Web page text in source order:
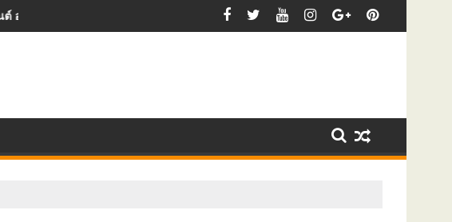
น่ารัก ๆ คนโสดต้องโพสต์ แคปชั่นหน้าหนาว ลองฟังดี ๆ แล้วจะรู้ว่า ความเงียบ